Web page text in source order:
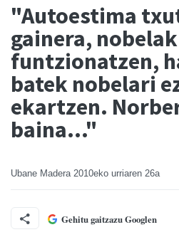
"Autoestima
gainera,
funtzionatzen,
batek nobelari
ekartzen.
baina…"
Ubane Madera 2010eko urriaren 26a
Gehitu gaitzazu Googlen